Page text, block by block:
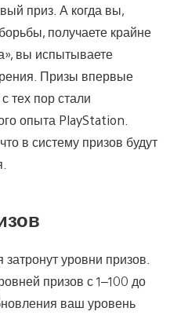
приз. А когда вы,
получаете крайне
вы испытываете
Призы впервые
тех пор стали
опыта PlayStation.
в систему призов будут
уровни призов.
призов с 1–100 до
ваш уровень